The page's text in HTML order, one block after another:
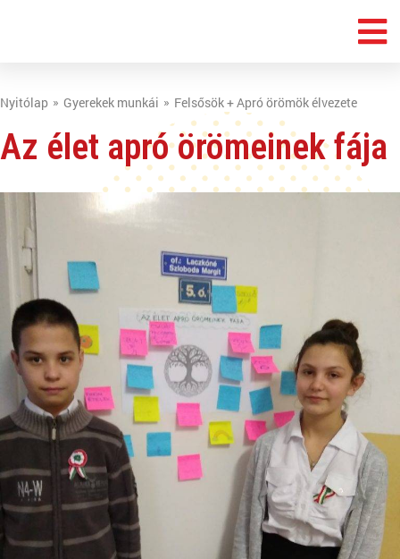
Nyitólap Gyerekek munkái Felsősök + Apró örömök élvezete
Az élet apró örömeinek fája